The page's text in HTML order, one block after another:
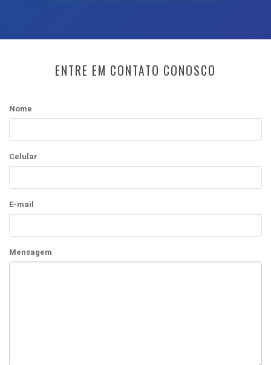
ENTRE EM CONTATO CONOSCO
Nome
Celular
E-mail
Mensagem